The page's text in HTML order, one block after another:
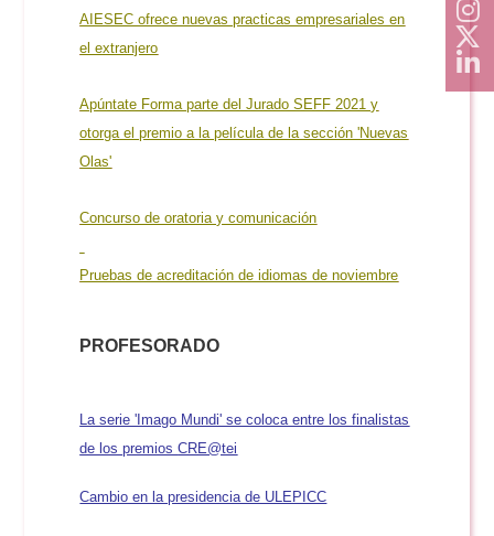
AIESEC ofrece nuevas practicas empresariales en
el extranjero
Apúntate Forma parte del Jurado SEFF 2021 y
otorga el premio a la película de la sección 'Nuevas
Olas'
Concurso de oratoria y comunicación
Pruebas de acreditación de idiomas de noviembre
PROFESORADO
La serie 'Imago Mundi' se coloca entre los finalistas
de los premiosCRE@tei
Cambio en la presidencia de ULEPICC